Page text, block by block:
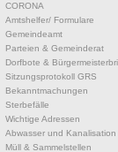
CORONA
Amtshelfer/ Formulare
Gemeindeamt
Parteien & Gemeinderat
Dorfbote &
Sitzungsprotokoll GRS
Bekanntmachungen
Sterbefälle
Wichtige Adressen
Abwasser und Kanalisation
Müll & Sammelstellen